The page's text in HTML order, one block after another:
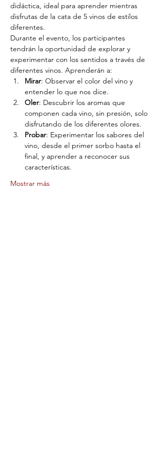
didáctica, ideal para aprender mientras
disfrutas de la cata de 5 vinos de estilos
diferentes.
Durante el evento, los participantes
tendrán la oportunidad de explorar y
experimentar con los sentidos a través de
diferentes vinos. Aprenderán a:
Mirar: Observar el color del vino y
entender lo que nos dice.
Oler: Descubrir los aromas que
componen cada vino, sin presión, solo
disfrutando de los diferentes olores.
Probar: Experimentar los sabores del
vino, desde el primer sorbo hasta el
final, y aprender a reconocer sus
características.
Mostrar más